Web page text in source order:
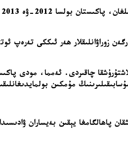
زوراۋانلىقلار ھەر ئىككى
چاقىردى. ئەمما، مودى
مۇمكىن
پاھالگامغا يېقىن بەيساران